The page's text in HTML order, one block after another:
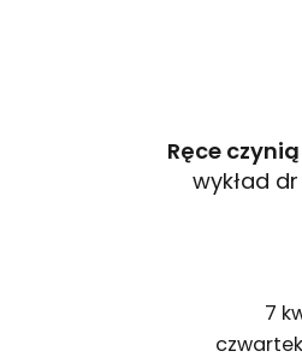
Ręce
wykład
Zapraszamy do Żyjni
7